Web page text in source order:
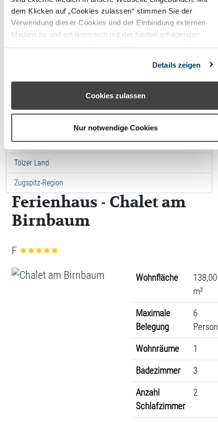
dem Klicken auf „Cookies zulassen“ stimmen Sie der
Verwendung dieser Cookies und der Einbindung externen
Medien zu und erklären sich mit der hierbei erfolgenden
Cookies“ ohne die Erklärung einer Einwilligung fortfahren. In
diesem Fall werden nur notwendige Cookies verwendet. Sie
können Ihre Einwilligung jederzeit unter den Cookie-
Details zeigen
Cookies zulassen
Nur notwendige Cookies
Pfaffenwinkel
Rhön (Bayern)
Spessart-Mainland
Städte in Ostbayern
Tölzer Land
Zugspitz-Region
Ferienhaus - Chalet am
Birnbaum
F
Wohnfläche
138,00
m²
Maximale
Belegung
6
Wohnräume
1
Badezimmer
3
Anzahl
Schlafzimmer
2